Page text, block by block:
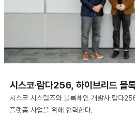
시스코·람다256, 하이브리드 블
시스코 시스템즈와 블록체인 개발사 람다
플랫폼 사업을 위해 협력한다.